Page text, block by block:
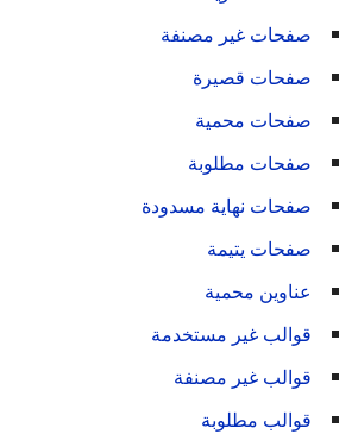
صفحات غير مصنفة
صفحات قصيرة
صفحات محمية
صفحات مطلوبة
صفحات نهاية مسدودة
صفحات يتيمة
عناوين محمية
قوالب غير مستخدمة
قوالب غير مصنفة
قوالب مطلوبة